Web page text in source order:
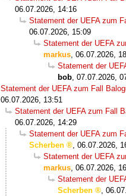
06.07.2026, 14:16
Statement der UEFA zum
06.07.2026, 15:09
Statement der UEFA
markus 06.07.2026,
Statement der
bob 07.07.2026,
Statement der UEFA zum Fall
06.07.2026, 13:51
Statement der UEFA zum Fall
06.07.2026, 14:29
Statement der UEFA zum
Scherben
06.07.2026,
Statement der UEFA
markus 06.07.2026,
Statement der
Scherben